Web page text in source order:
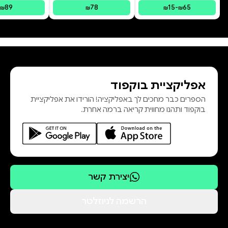
₪15-₪65
₪78
₪89
אפליקציית בוקפוד
הספרים כבר מחכים לך באפליקציה! הורידו את אפליקציית
בוקפוד ותהנו מחווית קריאה ברמה אחרת.
יצירת קשר